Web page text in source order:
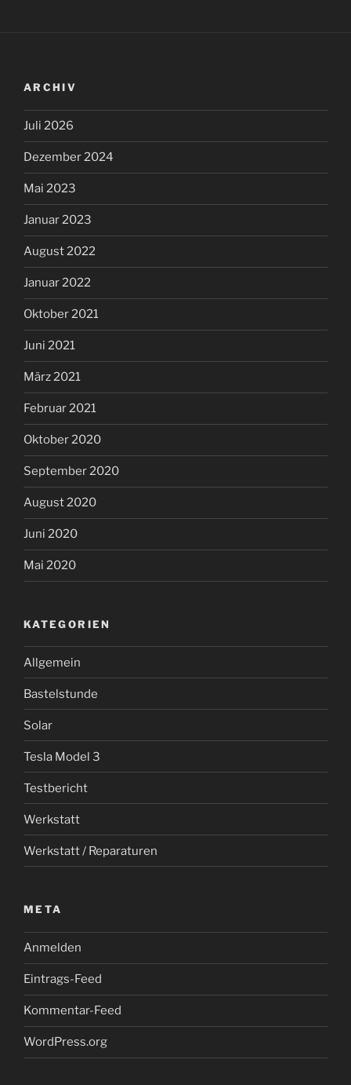
ARCHIV
Juli 2026
Dezember 2024
Mai 2023
Januar 2023
August 2022
Januar 2022
Oktober 2021
Juni 2021
März 2021
Februar 2021
Oktober 2020
September 2020
August 2020
Juni 2020
Mai 2020
KATEGORIEN
Allgemein
Bastelstunde
Solar
Tesla Model 3
Testbericht
Werkstatt
Werkstatt / Reparaturen
META
Anmelden
Eintrags-Feed
Kommentar-Feed
WordPress.org